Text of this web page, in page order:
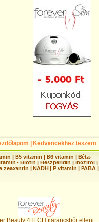
Kedvencekhez teszem
| B5 vitamin | B6 vitamin | Béta-
- Biotin | Heszperidin | Inozitol |
zeaxantin | NADH | P vitamin | PABA |
Beauty 4TECH narancsbőr elleni